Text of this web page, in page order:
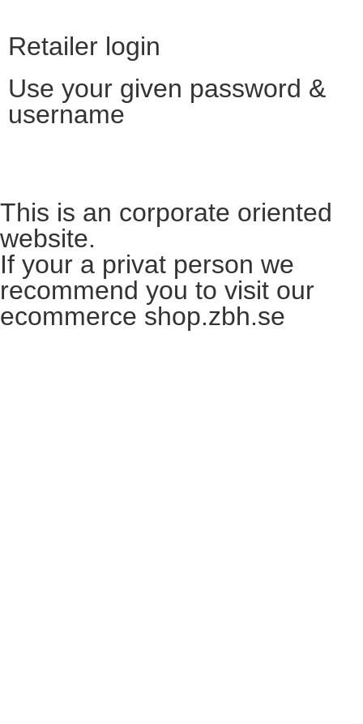
Retailer login
Use your given password &
username
This is an corporate oriented
website.
If your a privat person we
recommend you to visit our
ecommerce shop.zbh.se